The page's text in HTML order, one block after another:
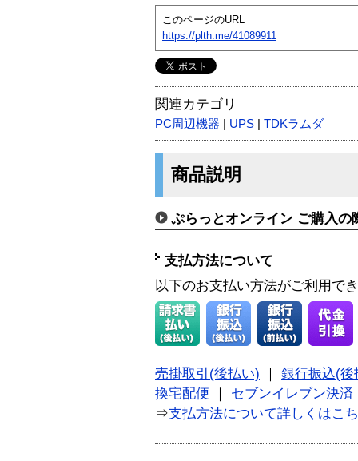
このページのURL
https://plth.me/41089911
関連カテゴリ
PC周辺機器 UPS TDKラムダ
商品説明
ぷらっとオンライン ご購入の
支払方法について
以下のお支払い方法がご利用で
売掛取引(後払い)
銀行振込(後
換宅配便
セブンイレブン決済
⇒支払方法について詳しくはこ